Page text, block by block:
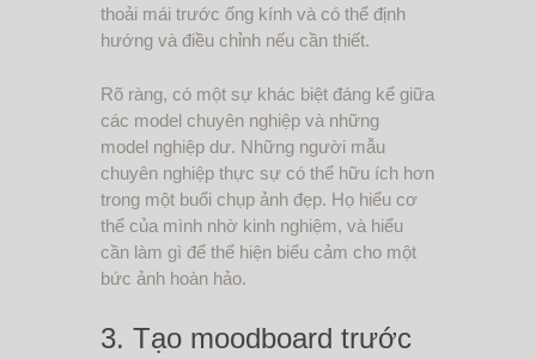
thoải mái trước ống kính và có thể định
hướng và điều chỉnh nếu cần thiết.
Rõ ràng, có một sự khác biệt đáng kể giữa
các model chuyên nghiệp và những
model nghiệp dư. Những người mẫu
chuyên nghiệp thực sự có thể hữu ích hơn
trong một buổi chụp ảnh đẹp. Họ hiểu cơ
thể của mình nhờ kinh nghiệm, và hiểu
cần làm gì để thể hiện biểu cảm cho một
bức ảnh hoàn hảo.
3. Tạo moodboard trước